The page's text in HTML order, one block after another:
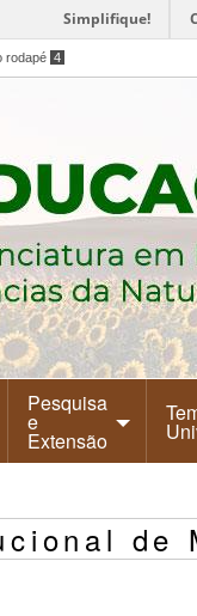
Simplifique!
rodapé 4
Pesquisa
e
Extensão
de